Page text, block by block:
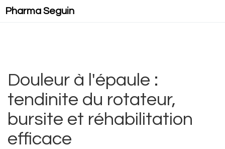
Pharma Seguin
Douleur à l'épaule :
tendinite du rotateur,
bursite et réhabilitation
efficace